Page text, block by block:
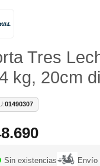
Tres
kg, 20cm
01490307
Sin existencias Envío